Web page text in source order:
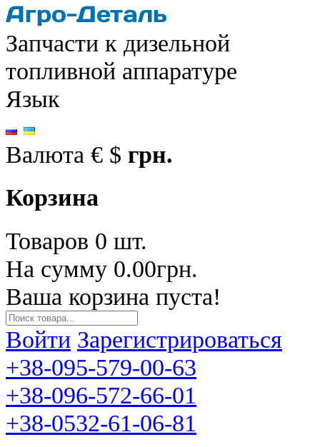
Запчасти к дизельной
топливной аппаратуре
Язык
Валюта € $ грн.
Корзина
Товаров 0 шт.
На сумму 0.00грн.
Ваша корзина пуста!
Войти Зарегистрироваться
+38-095-579-00-63
+38-096-572-66-01
+38-0532-61-06-81